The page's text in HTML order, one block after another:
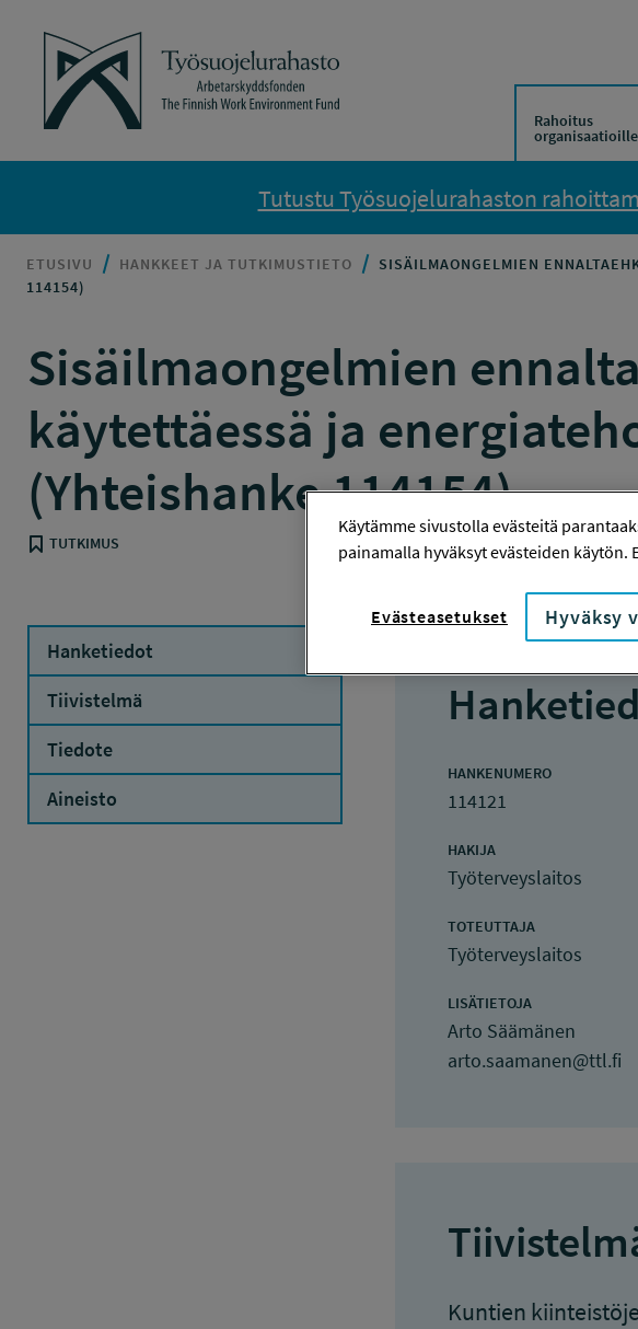
Työsuojelurahasto
Rahoitus
organisaatioille
Tutustu Työsuojelurahaston
ETUSIVU HANKKEET JA TUTKIMUSTIETO
SISÄILMAONGELMIEN
114154)
Sisäilmaongelmien
käytettäessä ja
(Yhteishanke 114154)
TUTKIMUS
Hanketiedot
Tiivistelmä
Tiedote
Aineisto
HANKENUMERO
114121
HAKIJA
Työterveyslaitos
TOTEUTTAJA
Työterveyslaitos
LISÄTIETOJA
Arto Säämänen
arto.saamanen@ttl.fi
Kuntien
Käytämme sivustolla evästeitä
painamalla hyväksyt evästeiden
Hyväksy
Evästeasetukset